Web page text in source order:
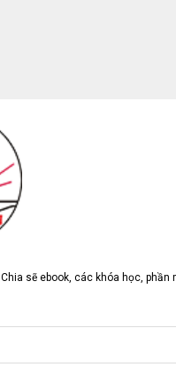
sẽ ebook, các khóa học, phần